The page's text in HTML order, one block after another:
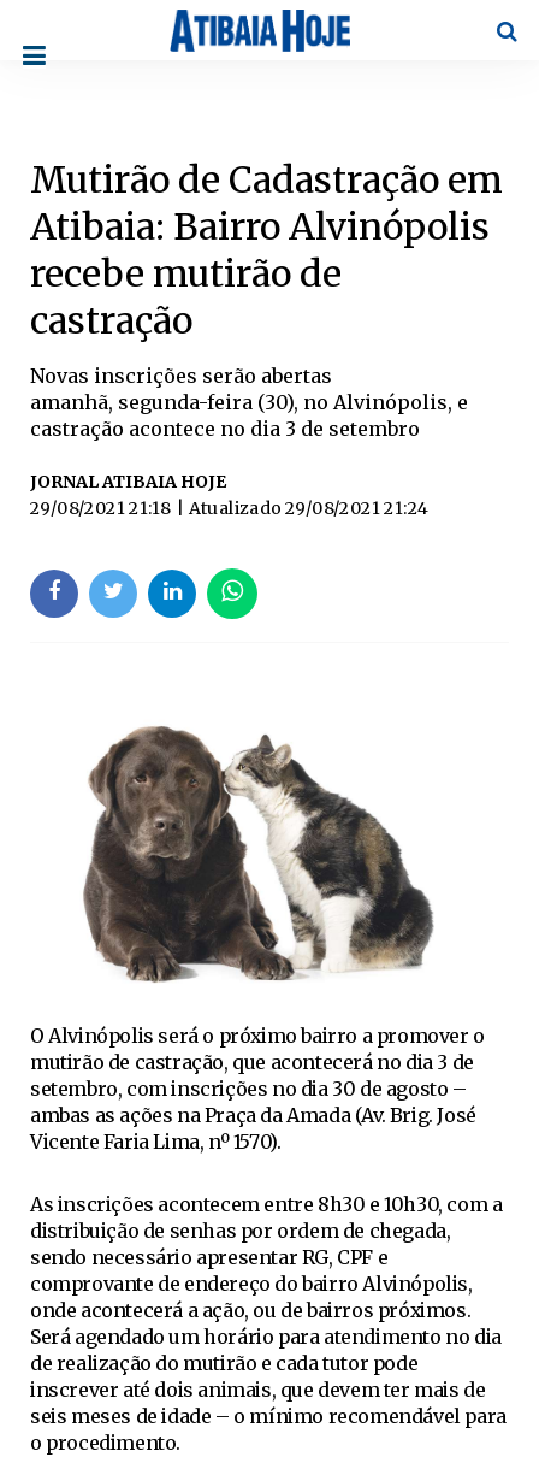
Mutirão de Cadastração em
Atibaia: Bairro Alvinópolis
recebe mutirão de
castração
Novas inscrições serão abertas
amanhã, segunda-feira (30), no Alvinópolis, e
castração acontece no dia 3 de setembro
JORNAL ATIBAIA HOJE
29/08/2021 21:18
| Atualizado 29/08/2021 21:24
O Alvinópolis será o próximo bairro a promover o
mutirão de castração, que acontecerá no dia 3 de
setembro, com inscrições no dia 30 de agosto –
ambas as ações na Praça da Amada (Av. Brig. José
Vicente Faria Lima, nº 1570).
As inscrições acontecem entre 8h30 e 10h30, com a
distribuição de senhas por ordem de chegada,
sendo necessário apresentar RG, CPF e
comprovante de endereço do bairro Alvinópolis,
onde acontecerá a ação, ou de bairros próximos.
Será agendado um horário para atendimento no dia
de realização do mutirão e cada tutor pode
inscrever até dois animais, que devem ter mais de
seis meses de idade – o mínimo recomendável para
o procedimento.